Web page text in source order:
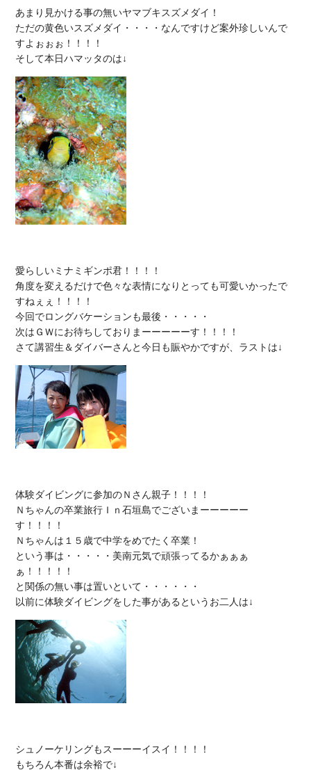
あまり見かける事の無いヤマブキスズメダイ！
ただの黄色いスズメダイ・・・・なんですけど案外珍しいんで
すよぉぉぉ！！！！
愛らしいミナミギンポ君！！！！
角度を変えるだけで色々な表情になりとっても可愛いかったで
すねぇぇ！！！！
今回でロングバケーションも最後・・・・・
次はＧＷにお待ちしておりまーーーーーす！！！！
体験ダイビングに参加のＮさん親子！！！！
Ｎちゃんの卒業旅行Ｉｎ石垣島でございまーーーーー
す！！！！
Ｎちゃんは１５歳で中学をめでたく卒業！
という事は・・・・・美南元気で頑張ってるかぁぁぁ
ぁ！！！！！
と関係の無い事は置いといて・・・・・・
シュノーケリングもスーーーイスイ！！！！